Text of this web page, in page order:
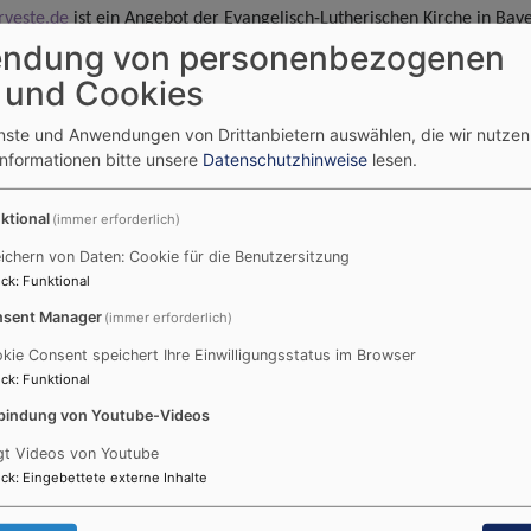
ist ein Angebot der Evangelisch-Lutherischen Kirche in
Rechts.
Website ein Angebot der
öffentlichen Rechts vertreten durch die
durch Pfarrerin Dr. Hedwig Porsch
vertreten durch Pfarrerin Ramona Kaiser
durch Pfarrerin Silke Kirchberger
unter der Veste“, Coburg ist:
HeiligKreuz
Ansprechpartnerin im Sinne des § 18 MStV ist:
von personenbezogenen
Cookies
und Anwendungen von Drittanbietern auswählen, die wir
bitte unsere Datenschutzhinweise lesen.
(immer erforderlich)
von Daten: Cookie für die Benutzersitzung
: Funktional
Manager (immer erforderlich)
Consent speichert Ihre Einwilligungsstatus im Browser
: Funktional
von Youtube-Videos
Videos von Youtube
: Eingebettete externe Inhalte